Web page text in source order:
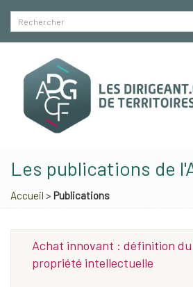
Les publications de
Accueil > Publications
Achat innovant : définition
propriété intellectuelle